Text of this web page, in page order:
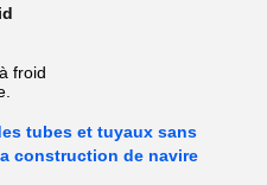
froid
tubes et tuyaux sans
construction de navire